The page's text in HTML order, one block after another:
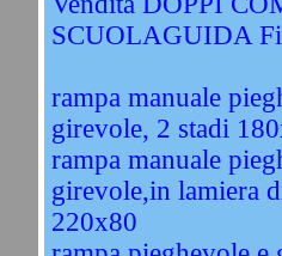
SCUOLAGUIDA
rampa manuale
girevole, 2 stadi
rampa manuale
girevole,in lamiera
220x80